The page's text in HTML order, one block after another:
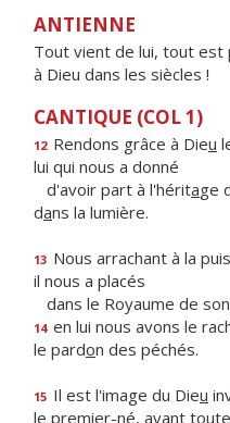
ANTIENNE
Tout vient de lui, tout est
à Dieu dans les siècles !
CANTIQUE (COL 1)
12 Rendons grâce à Dieu
lui qui nous a donné
d'avoir part à l'héritage
dans la lumière.
13 Nous arrachant à la
il nous a placés
dans le Royaume de
14 en lui nous avons le
le pardon des péchés.
15 Il est l'image du Dieu
le premier-né, avant tou